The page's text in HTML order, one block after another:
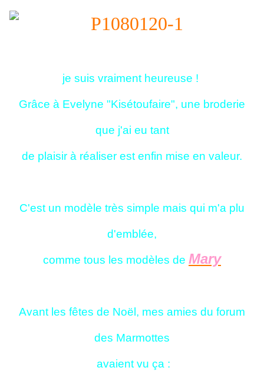
je suis vraiment heureuse !
Grâce à Evelyne "Kisétoufaire", une broderie
que j'ai eu tant
de plaisir à réaliser est enfin mise en valeur.
C'est un modèle très simple mais qui m'a plu
d'emblée,
comme tous les modèles de Mary
Avant les fêtes de Noël, mes amies du forum
des Marmottes
avaient vu ça :